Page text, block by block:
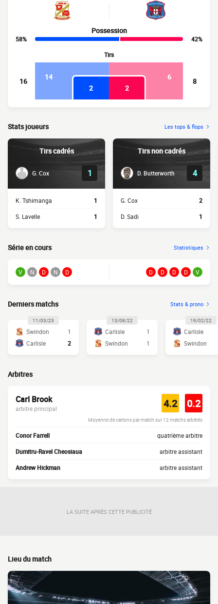
Possession
58%
42%
Tirs
16 14
6
2
2
8
Stats joueurs Les tops & flops
Tirs cadrés
G. Cox 1
K. Tshimanga 1
S. Lavelle 1
Tirs non cadrés
D. Butterworth 4
G. Cox 2
D. Sadi 1
Série en cours Statistiques
V N D N D D D D D V
Derniers matchs Stats & prono
11/03/23
Swindon
1
Carlisle
2
13/08/22
Carlisle
1
Swindon
1
19/02/22
Carlisle
Swindon
Arbitres
Carl Brook
arbitre principal 4.2 0.2
Moyenne de cartons par match sur 12 matchs arbitrés
Conor Farrell quatrième arbitre
Dumitru-Ravel Cheosiaua arbitre assistant
Andrew Hickman arbitre assistant
LA SUITE APRÈS CETTE PUBLICITÉ
Lieu du match